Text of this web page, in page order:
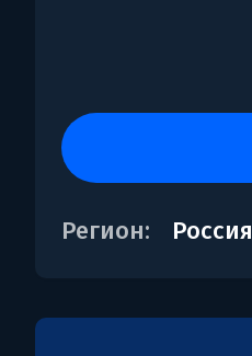
Регион: Россия